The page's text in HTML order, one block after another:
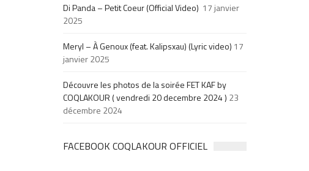
Di Panda – Petit Coeur (Official Video) 17 janvier
2025
Meryl – À Genoux (feat. Kalipsxau) (Lyric video) 17
janvier 2025
Découvre les photos de la soirée FET KAF by
COQLAKOUR ( vendredi 20 decembre 2024 ) 23
décembre 2024
FACEBOOK COQLAKOUR OFFICIEL